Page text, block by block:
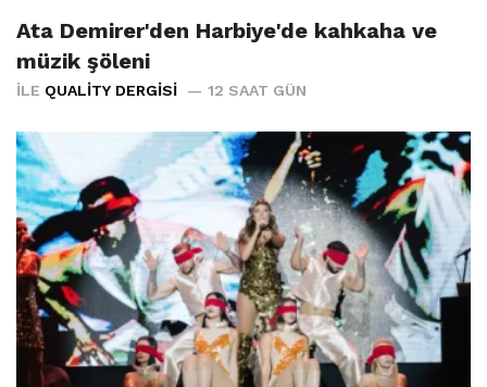
Ata Demirer'den Harbiye'de kahkaha ve
müzik şöleni
İLE QUALITY DERGISI 12 SAAT GÜN